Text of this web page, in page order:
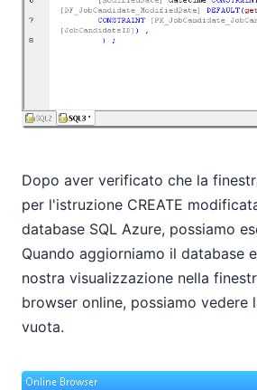
Dopo aver verificato che la
per l'istruzione CREATE
database SQL Azure, possiamo
Quando aggiorniamo il database
nostra visualizzazione nella
browser online, possiamo vedere
vuota.